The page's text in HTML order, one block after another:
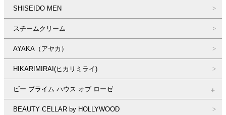
SHISEIDO MEN
スチームクリーム
AYAKA（アヤカ）
HIKARIMIRAI(ヒカリミライ)
ビー プライム ハウス オブ ローゼ
BEAUTY CELLAR by HOLLYWOOD